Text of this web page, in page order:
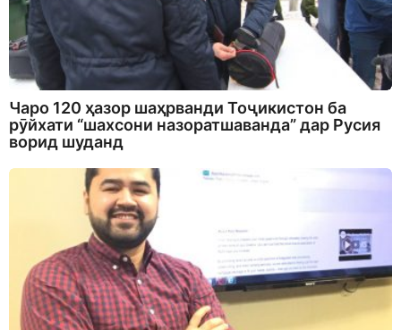
Чаро 120 ҳазор шаҳрванди Тоҷикистон ба
рӯйхати “шахсони назоратшаванда” дар Русия
ворид шуданд